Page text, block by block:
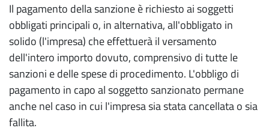
Il pagamento della sanzione è richiesto ai soggetti
obbligati principali o, in alternativa, all'obbligato in
solido (l'impresa) che effettuerà il versamento
dell'intero importo dovuto, comprensivo di tutte le
sanzioni e delle spese di procedimento. L'obbligo di
pagamento in capo al soggetto sanzionato permane
anche nel caso in cui l'impresa sia stata cancellata o sia
fallita.